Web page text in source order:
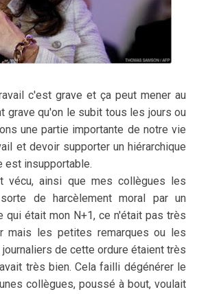
c'est grave et ça peut mener au
grave qu'on le subit tous les jours ou
une partie importante de notre vie
et devoir supporter un hiérarchique
est insupportable.
vécu, ainsi que mes collègues les
de harcèlement moral par un
qui était mon N+1, ce n'était pas très
mais les petites remarques ou les
de cette ordure étaient très
très bien. Cela failli dégénérer le
collègues, poussé à bout, voulait